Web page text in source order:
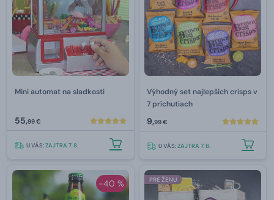
Mini automat na sladkosti
55,99 €
U VÁS:ZAJTRA 7. 8.
Výhodný set najlepších crisps v
7 príchutiach
9,99 €
U VÁS:ZAJTRA 7. 8.
-40 % PRE ŽENU